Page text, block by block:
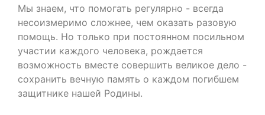
Мы знаем, что помогать регулярно - всегда
несоизмеримо сложнее, чем оказать разовую
помощь. Но только при постоянном посильном
участии каждого человека, рождается
возможность вместе совершить великое дело -
сохранить вечную память о каждом погибшем
защитнике нашей Родины.